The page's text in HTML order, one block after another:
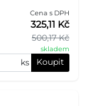
Cena s DPH
500,17 Kč
325,11 Kč
skladem
ks Koupit